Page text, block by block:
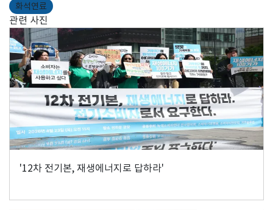
화석연료
관련 사진
'12차 전기본, 재생에너지로 답하라'